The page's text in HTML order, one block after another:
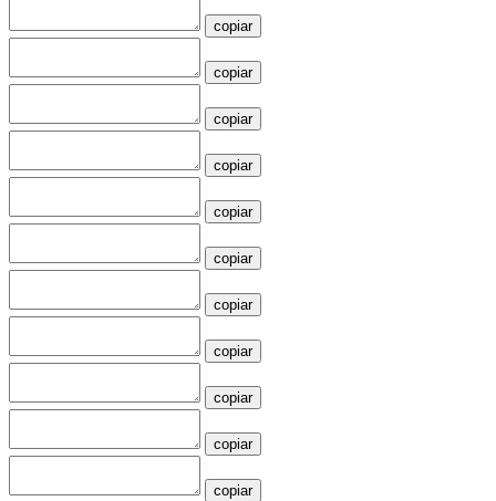
copiar
copiar
copiar
copiar
copiar
copiar
copiar
copiar
copiar
copiar
copiar